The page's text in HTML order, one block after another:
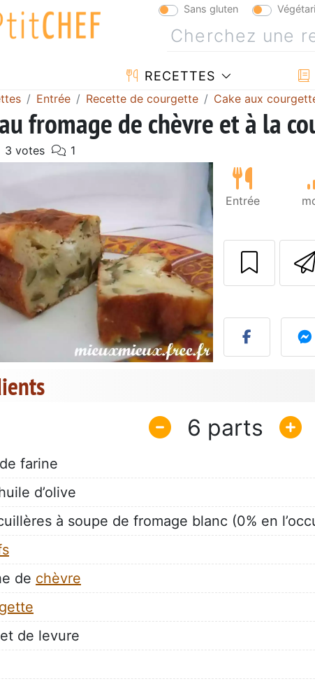
Sans gluten
RECETTES
Entrée Recette de courgette Cake aux
fromage de chèvre et à la
Entrée
6
farine
d’olive
à soupe de fromage blanc (0% en
de chèvre
de levure